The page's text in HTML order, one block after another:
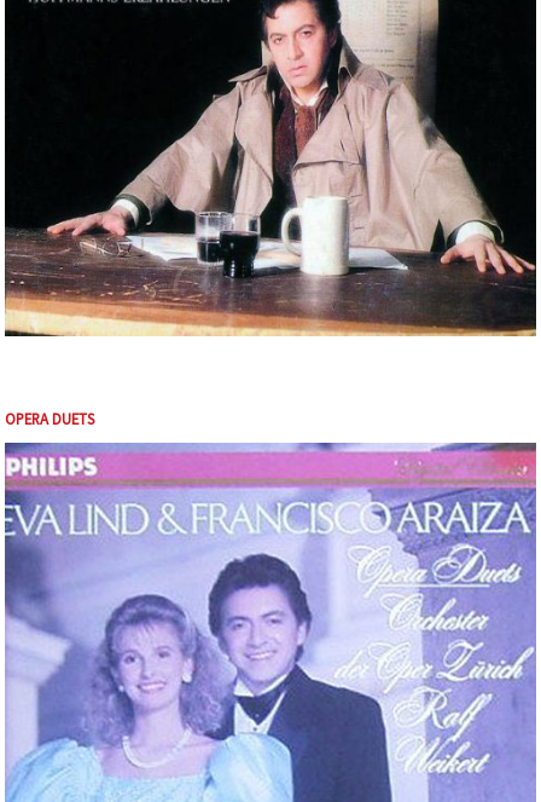
OPERA DUETS